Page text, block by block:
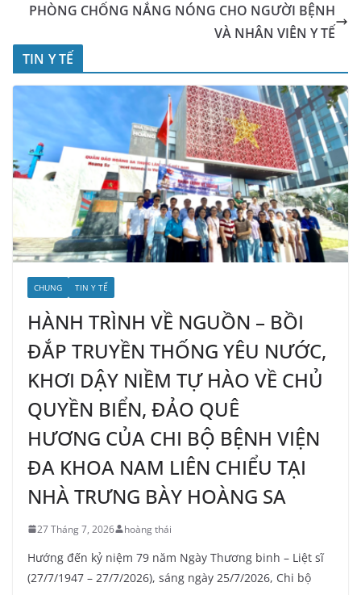
PHÒNG CHỐNG NẮNG NÓNG CHO NGƯỜI BỆNH
VÀ NHÂN VIÊN Y TẾ
TIN Y TẾ
CHUNG TIN Y TẾ
HÀNH TRÌNH VỀ NGUỒN – BỒI
ĐẮP TRUYỀN THỐNG YÊU NƯỚC,
KHƠI DẬY NIỀM TỰ HÀO VỀ CHỦ
QUYỀN BIỂN, ĐẢO QUÊ
HƯƠNG CỦA CHI BỘ BỆNH VIỆN
ĐA KHOA NAM LIÊN CHIỂU TẠI
NHÀ TRƯNG BÀY HOÀNG SA
27 Tháng 7, 2026 hoàng thái
Hướng đến kỷ niệm 79 năm Ngày Thương binh – Liệt sĩ
(27/7/1947 – 27/7/2026), sáng ngày 25/7/2026, Chi bộ